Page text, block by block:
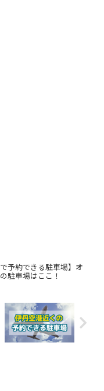
予約できる駐車場】オ
駐車場はここ！